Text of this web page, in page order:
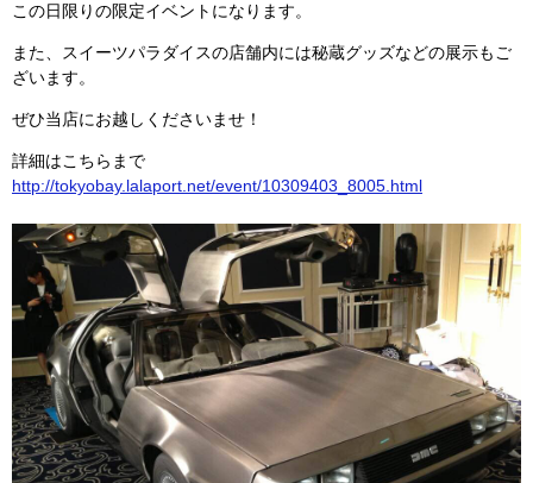
この日限りの限定イベントになります。
また、スイーツパラダイスの店舗内には秘蔵グッズなどの展示もご
ざいます。
ぜひ当店にお越しくださいませ！
詳細はこちらまで
http://tokyobay.lalaport.net/event/10309403_8005.html